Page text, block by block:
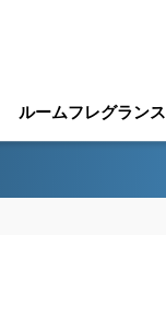
ルームフレグランス